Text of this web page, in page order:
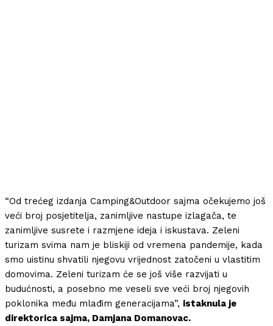
“Od trećeg izdanja Camping&Outdoor sajma očekujemo još
veći broj posjetitelja, zanimljive nastupe izlagača, te
zanimljive susrete i razmjene ideja i iskustava. Zeleni
turizam svima nam je bliskiji od vremena pandemije, kada
smo uistinu shvatili njegovu vrijednost zatočeni u vlastitim
domovima. Zeleni turizam će se još više razvijati u
budućnosti, a posebno me veseli sve veći broj njegovih
poklonika među mlađim generacijama”, istaknula je
direktorica sajma, Damjana Domanovac.